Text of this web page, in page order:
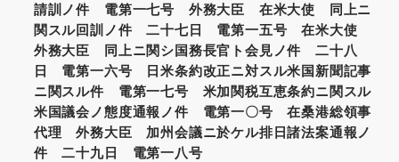
請訓ノ件 電第一七号 外務大臣 在米大使 同上ニ
関スル回訓ノ件 二十七日 電第一五号 在米大使
外務大臣 同上ニ関シ国務長官ト会見ノ件 二十八
日 電第一六号 日米条約改正ニ対スル米国新聞記事
ニ関スル件 電第一七号 米加関税互恵条約ニ関スル
米国議会ノ態度通報ノ件 電第一〇号 在桑港総領事
代理 外務大臣 加州会議ニ於ケル排日諸法案通報ノ
件 二十九日 電第一八号